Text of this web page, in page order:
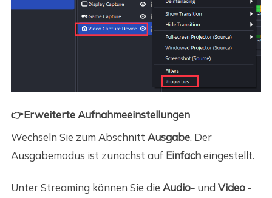
👉Erweiterte Aufnahmeeinstellungen
Wechseln Sie zum Abschnitt Ausgabe. Der
Ausgabemodus ist zunächst auf Einfacheingestellt.
Unter Streaming können Sie die Audio-und Video-